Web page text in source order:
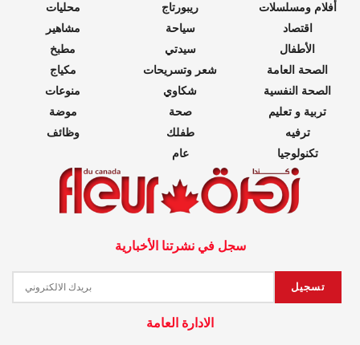
أفلام ومسلسلات
اقتصاد
الأطفال
الصحة العامة
الصحة النفسية
تربية و تعليم
ترفيه
تكنولوجيا
ريبورتاج
سياحة
سيدتي
شعر وتسريحات
شكاوي
صحة
طفلك
عام
محليات
مشاهير
مطبخ
مكياج
منوعات
موضة
وظائف
سجل في نشرتنا الأخبارية
الادارة العامة